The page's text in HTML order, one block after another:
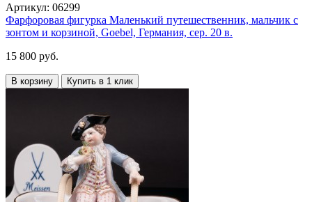
Артикул: 06299
Фарфоровая фигурка Маленький путешественник, мальчик с
зонтом и корзиной, Goebel, Германия, сер. 20 в.
15 800 руб.
В корзину Купить в 1 клик